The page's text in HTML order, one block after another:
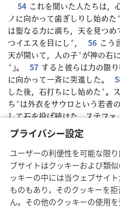
プライバシー設定
ユーザーの利便性を可能な限
ブサイトはクッキーおよび類
ッキーの中には当ウェブサイ
ものもあり，そのクッキーを
ん。その他のクッキーの使用
54 これを聞いた人たちは，
ノに向かって歯ぎしりし始めた+
は聖なる力に満ち，天を見つ
つイエスを目にし+， 56 こう
天が開いて，人の子+が神の右
+ 」。 57 すると彼らは力の限
に向かって一斉に突進した。
した後，石打ちにし始めた+。
ち+は外衣をサウロという若者
して石を投げ続けた。ステファ
を受け取ってください」と訴え
ずき，強い声で，「エホバ，こ
ください」と叫んだ+。そう言
た。